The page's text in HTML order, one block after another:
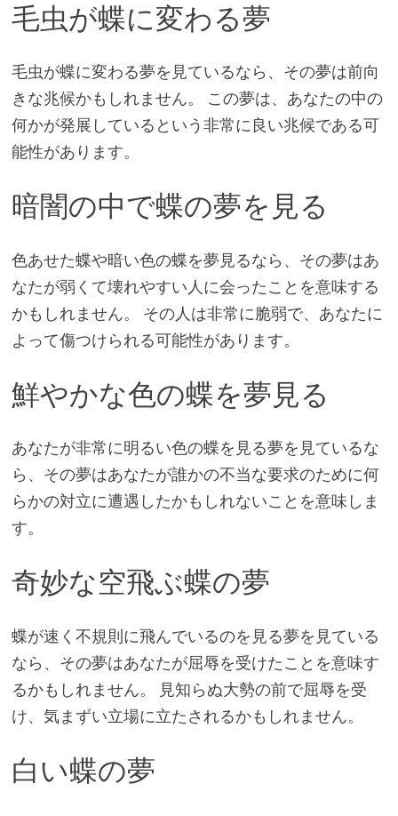
毛虫が蝶に変わる夢
毛虫が蝶に変わる夢を見ているなら、その夢は前向
きな兆候かもしれません。 この夢は、あなたの中の
何かが発展しているという非常に良い兆候である可
能性があります。
暗闇の中で蝶の夢を見る
色あせた蝶や暗い色の蝶を夢見るなら、その夢はあ
なたが弱くて壊れやすい人に会ったことを意味する
かもしれません。 その人は非常に脆弱で、あなたに
よって傷つけられる可能性があります。
鮮やかな色の蝶を夢見る
あなたが非常に明るい色の蝶を見る夢を見ているな
ら、その夢はあなたが誰かの不当な要求のために何
らかの対立に遭遇したかもしれないことを意味しま
す。
奇妙な空飛ぶ蝶の夢
蝶が速く不規則に飛んでいるのを見る夢を見ている
なら、その夢はあなたが屈辱を受けたことを意味す
るかもしれません。 見知らぬ大勢の前で屈辱を受
け、気まずい立場に立たされるかもしれません。
白い蝶の夢